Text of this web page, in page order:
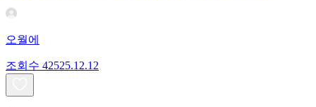
오월에
조회수 42525.12.12